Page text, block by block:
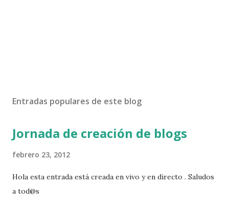
Entradas populares de este blog
Jornada de creación de blogs
febrero 23, 2012
Hola esta entrada está creada en vivo y en directo . Saludos
a tod@s